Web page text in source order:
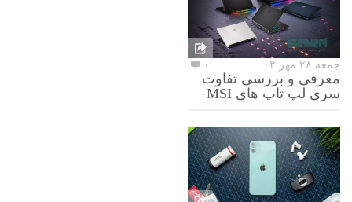
جمعه ۲۸ مهر ۰۲ ۰
معرفی و بررسی تفاوت
سری لپ تاپ های MSI